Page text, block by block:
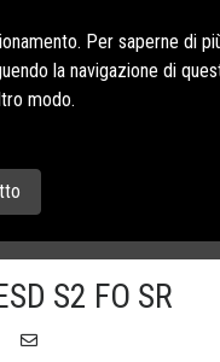
Contatti
S2 FO SR
Per saperne di
la navigazione di
modo.